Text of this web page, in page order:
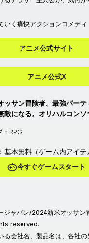
いく痛快アクションコメディ
アニメ公式サイト
アニメ公式X
ッサン冒険者、最強パー
敵になる。オリハルコンソ
：RPG
基本無料（ゲーム内アイテ
今すぐゲームスタート
ジャパン/2024新米オッサン
reserved.
る会社名、製品名は、各社